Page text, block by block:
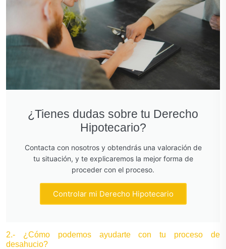
¿Tienes dudas sobre tu Derecho
Hipotecario?
Contacta con nosotros y obtendrás una valoración de
tu situación, y te explicaremos la mejor forma de
proceder con el proceso.
Controlar mi Derecho Hipotecario
2.- ¿Cómo podemos ayudarte con tu proceso de
desahucio?